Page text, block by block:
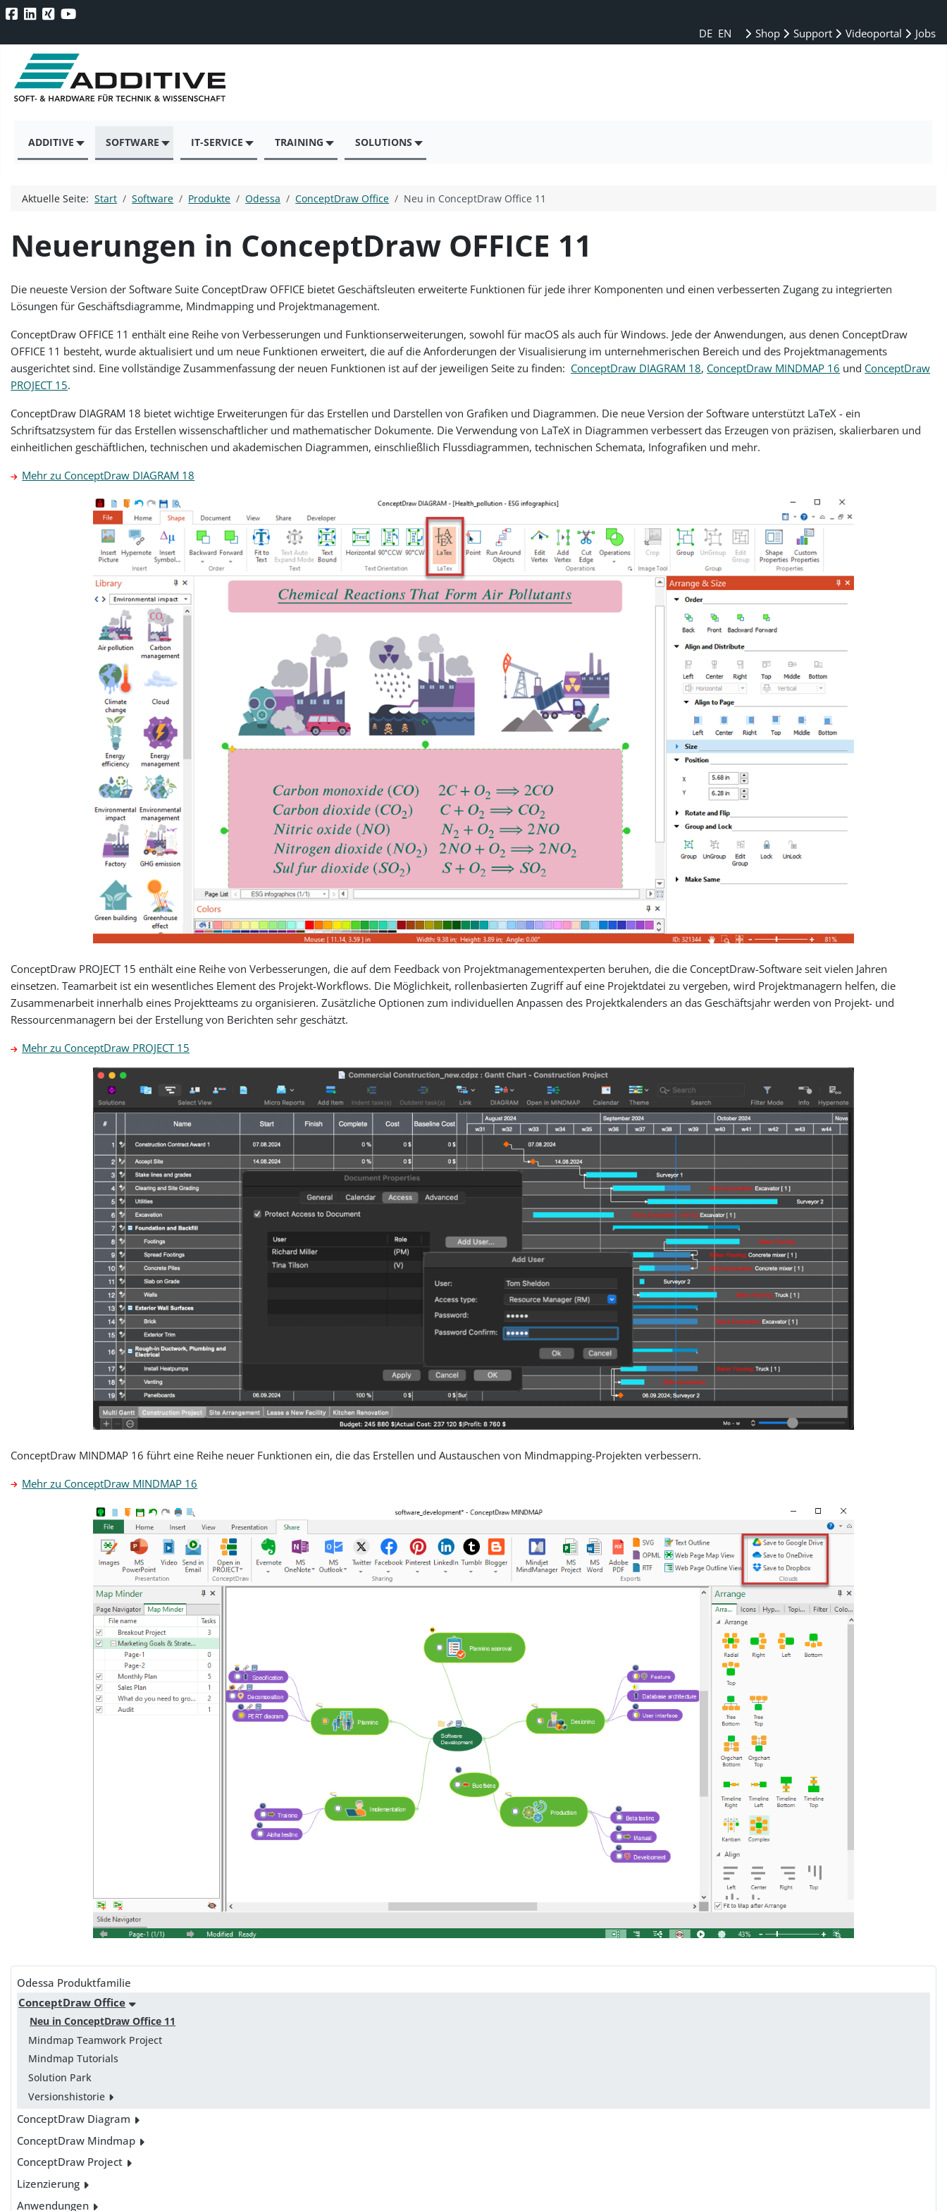
DE EN Shop Support Videoportal Jobs
ADDITIVE SOFTWARE IT-SERVICE TRAINING SOLUTIONS
Odessa Produktfamilie
ConceptDraw Office
Neu in ConceptDraw Office 11
Mindmap Teamwork Project
Mindmap Tutorials
Solution Park
Versionshistorie
ConceptDraw Diagram
ConceptDraw Mindmap
ConceptDraw Project
Lizenzierung
Anwendungen
Aktuelle Seite:Start Software Produkte Odessa ConceptDraw Office Neu in ConceptDraw Office 11
Neuerungen in ConceptDraw OFFICE 11
Die neueste Version der Software Suite ConceptDraw OFFICE bietet Geschäftsleuten erweiterte Funktionen für jede ihrer Komponenten und einen verbesserten Zugang zu integrierten
Lösungen für Geschäftsdiagramme, Mindmapping und Projektmanagement.
ConceptDraw OFFICE 11 enthält eine Reihe von Verbesserungen und Funktionserweiterungen, sowohl für macOS als auch für Windows. Jede der Anwendungen, aus denen ConceptDraw
OFFICE 11 besteht, wurde aktualisiert und um neue Funktionen erweitert, die auf die Anforderungen der Visualisierung im unternehmerischen Bereich und des Projektmanagements
ausgerichtet sind. Eine vollständige Zusammenfassung der neuen Funktionen ist auf der jeweiligen Seite zu finden: ConceptDraw DIAGRAM 18, ConceptDraw MINDMAP 16 und ConceptDraw
PROJECT 15.
ConceptDraw DIAGRAM 18 bietet wichtige Erweiterungen für das Erstellen und Darstellen von Grafiken und Diagrammen. Die neue Version der Software unterstützt LaTeX - ein
Schriftsatzsystem für das Erstellen wissenschaftlicher und mathematischer Dokumente. Die Verwendung von LaTeX in Diagrammen verbessert das Erzeugen von präzisen, skalierbaren und
einheitlichen geschäftlichen, technischen und akademischen Diagrammen, einschließlich Flussdiagrammen, technischen Schemata, Infografiken und mehr.
Mehr zu ConceptDraw DIAGRAM 18
ConceptDraw PROJECT 15 enthält eine Reihe von Verbesserungen, die auf dem Feedback von Projektmanagementexperten beruhen, die die ConceptDraw-Software seit vielen Jahren
einsetzen. Teamarbeit ist ein wesentliches Element des Projekt-Workflows. Die Möglichkeit, rollenbasierten Zugriff auf eine Projektdatei zu vergeben, wird Projektmanagern helfen, die
Zusammenarbeit innerhalb eines Projektteams zu organisieren. Zusätzliche Optionen zum individuellen Anpassen des Projektkalenders an das Geschäftsjahr werden von Projekt- und
Ressourcenmanagern bei der Erstellung von Berichten sehr geschätzt.
Mehr zu ConceptDraw PROJECT 15
ConceptDraw MINDMAP 16 führt eine Reihe neuer Funktionen ein, die das Erstellen und Austauschen von Mindmapping-Projekten verbessern.
Mehr zu ConceptDraw MINDMAP 16